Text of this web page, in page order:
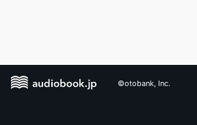
©otobank, Inc.